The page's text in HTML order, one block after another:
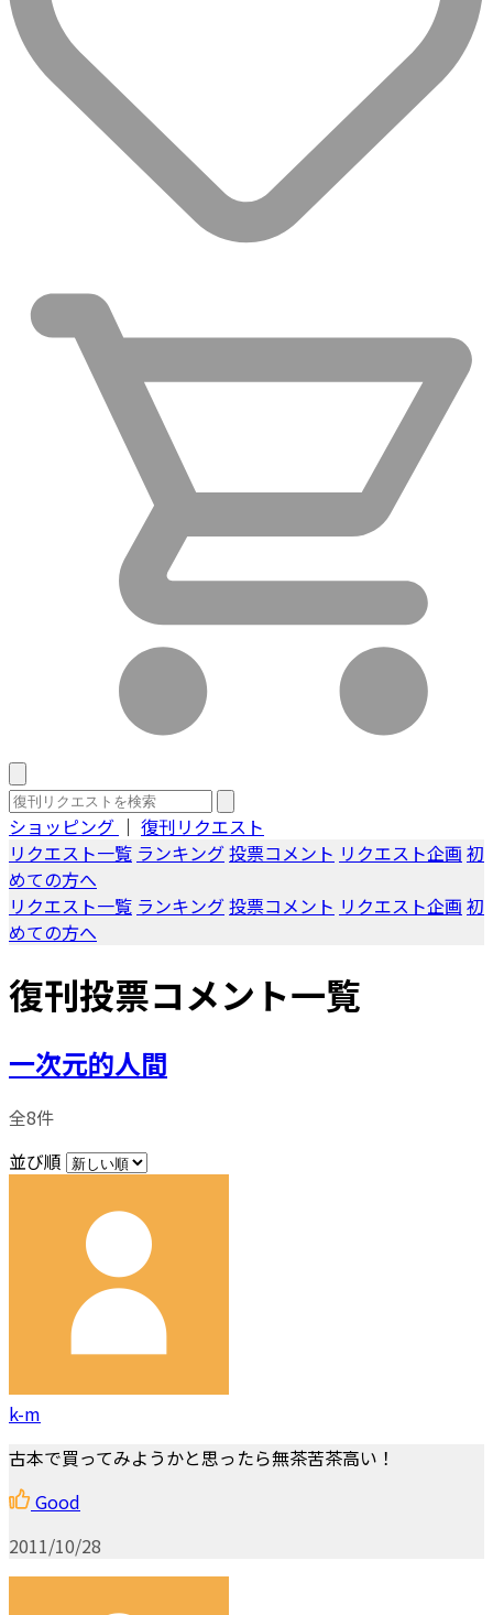
ショッピング ｜ 復刊リクエスト
リクエスト一覧 ランキング投票コメント リクエスト企画 初
めての方へ
リクエスト一覧 ランキング投票コメント リクエスト企画 初
めての方へ
復刊投票コメント一覧
一次元的人間
全8件
並び順
k-m
古本で買ってみようかと思ったら無茶苦茶高い！
Good
2011/10/28